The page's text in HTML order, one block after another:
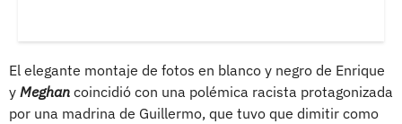
El elegante montaje de fotos en blanco y negro de Enrique
y Meghan coincidió con una polémica racista protagonizada
por una madrina de Guillermo, que tuvo que dimitir como